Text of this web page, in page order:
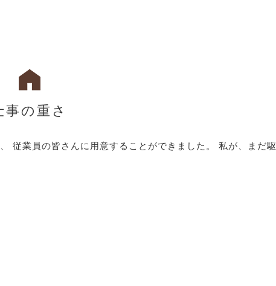
事の重さ
従業員の皆さんに用意することができました。 私が、まだ駆